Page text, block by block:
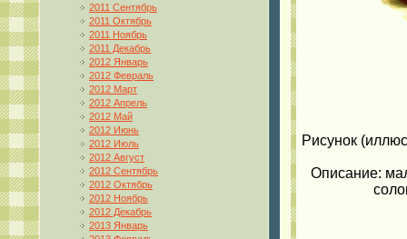
2011 Сентябрь
2011 Октябрь
2011 Ноябрь
2011 Декабрь
2012 Январь
2012 Февраль
2012 Март
2012 Апрель
2012 Май
2012 Июнь
2012 Июль
2012 Август
2012 Сентябрь
2012 Октябрь
2012 Ноябрь
2012 Декабрь
2013 Январь
Рисунок
Описание: